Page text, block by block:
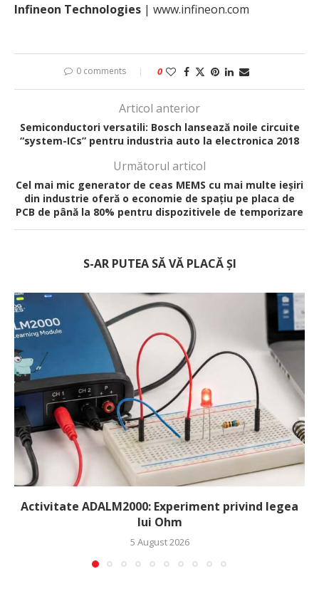
Infineon Technologies | www.infineon.com
0 comments 0
Articol anterior
Semiconductori versatili: Bosch lansează noile circuite
“system-ICs” pentru industria auto la electronica 2018
Următorul articol
Cel mai mic generator de ceas MEMS cu mai multe ieșiri
din industrie oferă o economie de spațiu pe placa de
PCB de până la 80% pentru dispozitivele de temporizare
S-AR PUTEA SĂ VĂ PLACĂ ȘI
Activitate ADALM2000: Experiment privind legea
lui Ohm
5 August 2026